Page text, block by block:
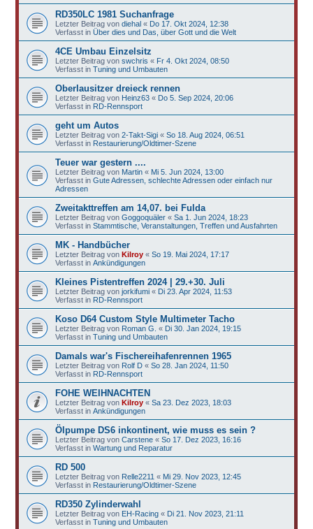
RD350LC 1981 Suchanfrage
Letzter Beitrag von diehal« Do 17. Okt 2024, 12:38
Verfasst in Über dies und Das, über Gott und die Welt
4CE Umbau Einzelsitz
Letzter Beitrag von swchris « Fr 4. Okt 2024, 08:50
Verfasst in Tuning und Umbauten
Oberlausitzer dreieck rennen
Letzter Beitrag von Heinz63« Do 5. Sep 2024, 20:06
Verfasst in RD-Rennsport
geht um Autos
Letzter Beitrag von 2-Takt-Sigi« So 18. Aug 2024, 06:51
Verfasst in Restaurierung/Oldtimer-Szene
Teuer war gestern ....
Letzter Beitrag von Martin« Mi 5. Jun 2024, 13:00
Verfasst in Gute Adressen, schlechte Adressen oder einfach nur
Adressen
Zweitakttreffen am 14,07. bei Fulda
Letzter Beitrag von Goggoquäler« Sa 1. Jun 2024, 18:23
Verfasst in Stammtische, Veranstaltungen, Treffen und Ausfahrten
MK - Handbücher
Letzter Beitrag von Kilroy« So 19. Mai 2024, 17:17
Verfasst in Ankündigungen
Kleines Pistentreffen 2024 | 29.+30. Juli
Letzter Beitrag von jorkifumi« Di 23. Apr 2024, 11:53
Verfasst in RD-Rennsport
Koso D64 Custom Style Multimeter Tacho
Letzter Beitrag von Roman G. « Di 30. Jan 2024, 19:15
Verfasst in Tuning und Umbauten
Damals war's Fischereihafenrennen 1965
Letzter Beitrag von Rolf D« So 28. Jan 2024, 11:50
Verfasst in RD-Rennsport
FOHE WEIHNACHTEN
Letzter Beitrag von Kilroy« Sa 23. Dez 2023, 18:03
Verfasst in Ankündigungen
Ölpumpe DS6 inkontinent, wie muss es sein ?
Letzter Beitrag von Carstene« So 17. Dez 2023, 16:16
Verfasst in Wartung und Reparatur
RD 500
Letzter Beitrag von Relle2211 « Mi 29. Nov 2023, 12:45
Verfasst in Restaurierung/Oldtimer-Szene
RD350 Zylinderwahl
Letzter Beitrag von EH-Racing« Di 21. Nov 2023, 21:11
Verfasst in Tuning und Umbauten